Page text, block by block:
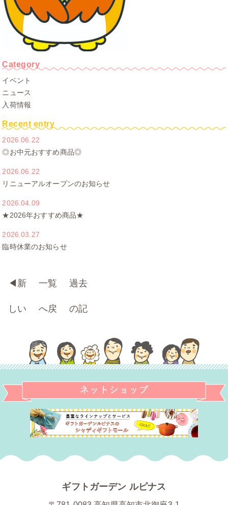
Category
イベント
ニュース
入荷情報
Recent entry
2026.06.22
◎お中元おすすめ商品◎
2026.06.22
リニューアルオープンのお知らせ
2026.04.09
★2026年おすすめ商品★
2026.03.27
臨時休業のお知らせ
◀︎ 新
しい
一覧
へ戻
過去
の記
▶
ギフトガーデン ルピナス